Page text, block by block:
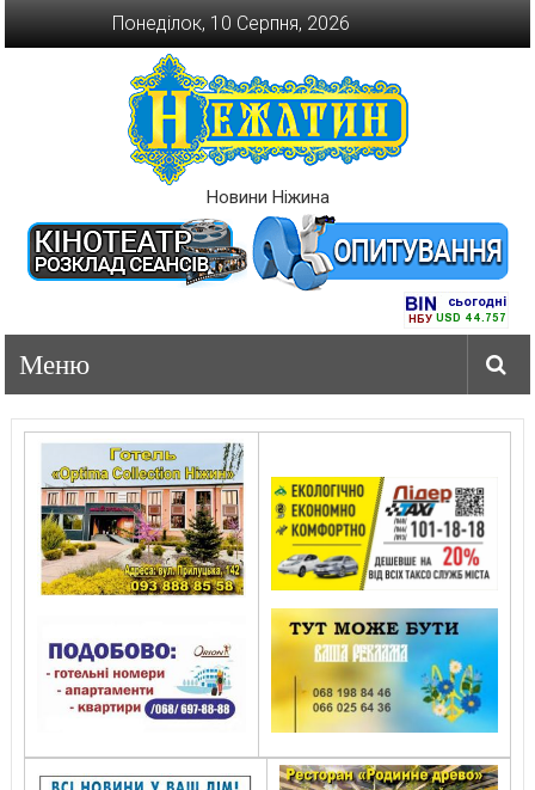
Понеділок, 10 Серпня, 2026
Новини Ніжина